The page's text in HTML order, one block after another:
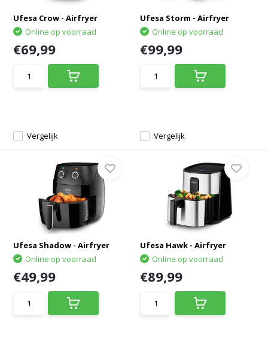
Ufesa Crow - Airfryer
Vergelijk
Online op voorraad
€69,99
Ufesa Storm - Airfryer
Vergelijk
Online op voorraad
€99,99
Ufesa Shadow - Airfryer
Online op voorraad
€49,99
Ufesa Hawk - Airfryer
Online op voorraad
€89,99